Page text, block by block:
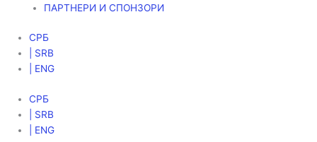
ПАРТНЕРИ И СПОНЗОРИ
СРБ
| SRB
| ENG
СРБ
| SRB
| ENG